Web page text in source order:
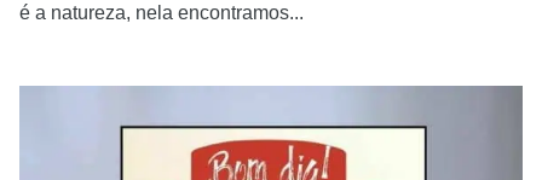
é a natureza, nela encontramos...